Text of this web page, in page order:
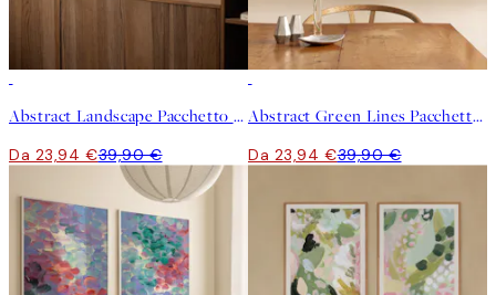
Abstract Landscape Pacchetto di Poster
Da 23,94 €39,90 €
Abstract Green Lines Pacchetto di Poster
Da 23,94 €39,90 €